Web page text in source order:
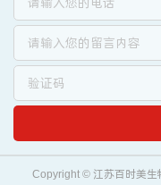
Copyright © 江苏百时美生